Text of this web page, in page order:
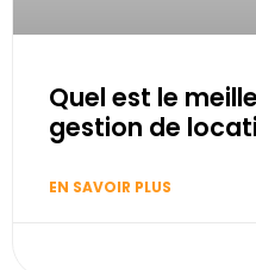
Quel est le
gestion de
EN SAVOIR PLUS